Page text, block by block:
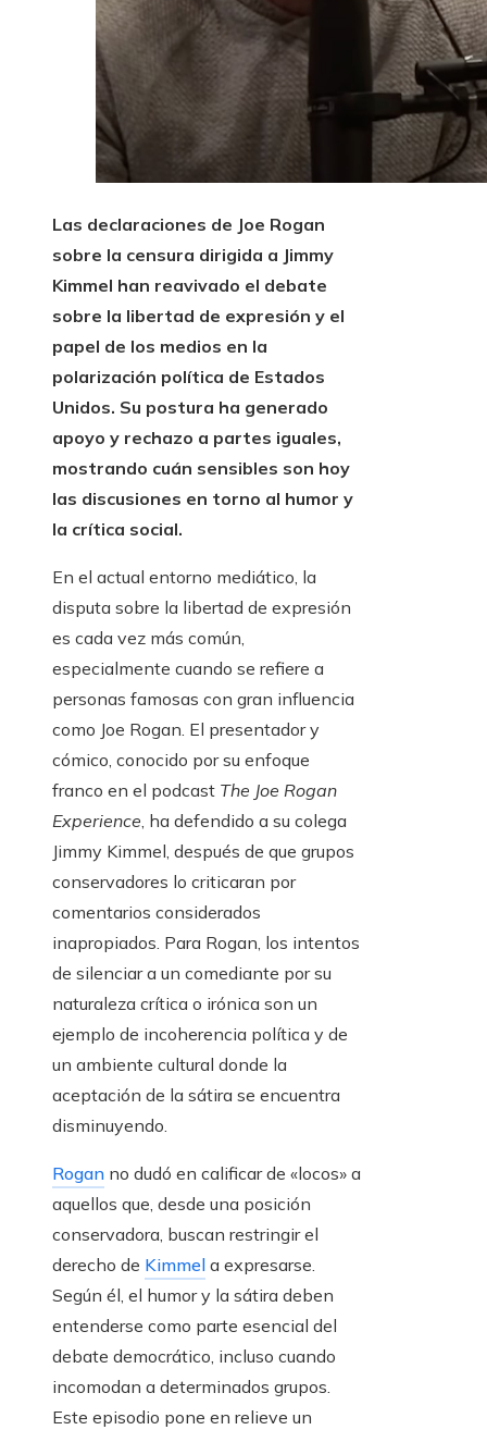
Las declaraciones de Joe Rogan
sobre la censura dirigida a Jimmy
Kimmel han reavivado el debate
sobre la libertad de expresión y el
papel de los medios en la
polarización política de Estados
Unidos. Su postura ha generado
apoyo y rechazo a partes iguales,
mostrando cuán sensibles son hoy
las discusiones en torno al humor y
la crítica social.
En el actual entorno mediático, la
disputa sobre la libertad de expresión
es cada vez más común,
especialmente cuando se refiere a
personas famosas con gran influencia
como Joe Rogan. El presentador y
cómico, conocido por su enfoque
franco en el podcast The Joe Rogan
Experience, ha defendido a su colega
Jimmy Kimmel, después de que grupos
conservadores lo criticaran por
comentarios considerados
inapropiados. Para Rogan, los intentos
de silenciar a un comediante por su
naturaleza crítica o irónica son un
ejemplo de incoherencia política y de
un ambiente cultural donde la
aceptación de la sátira se encuentra
disminuyendo.
Rogan no dudó en calificar de «locos» a
aquellos que, desde una posición
conservadora, buscan restringir el
derecho de Kimmel a expresarse.
Según él, el humor y la sátira deben
entenderse como parte esencial del
debate democrático, incluso cuando
incomodan a determinados grupos.
Este episodio pone en relieve un